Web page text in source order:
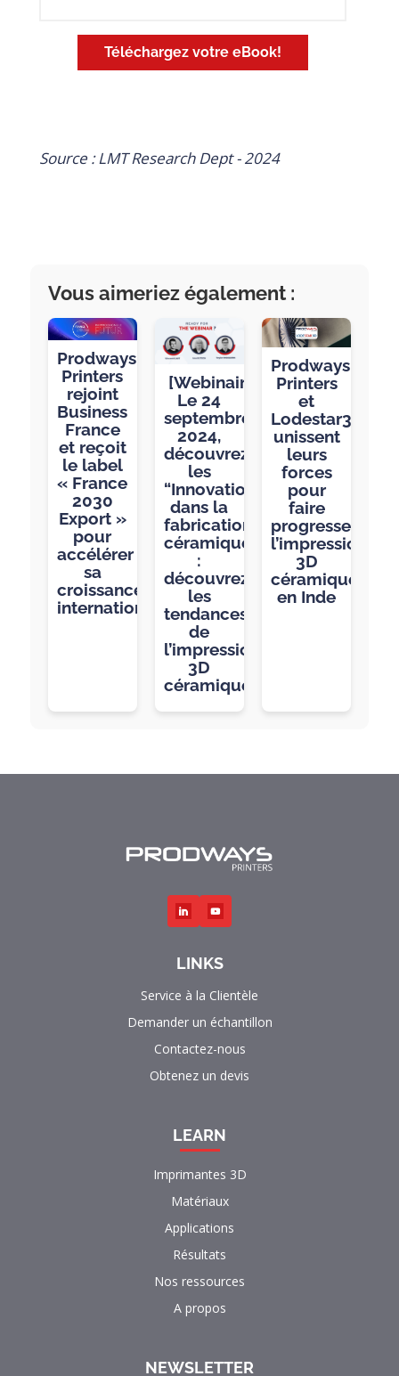
Téléchargez votre eBook!
Source : LMT Research Dept - 2024
Vous aimeriez également :
Prodways
Printers
rejoint
Business
France
et reçoit
le label
« France
2030
Export »
pour
accélérer
sa
croissance
internationale
[Webinaire]
Le 24
septembre
2024,
découvrez
les
“Innovations
dans la
fabrication
céramique
:
découvrez
les
tendances
de
l’impression
3D
céramique”
Prodways
Printers
et
Lodestar3D
unissent
leurs
forces
pour
faire
progresser
l’impression
3D
céramique
en Inde
LINKS
Service à la Clientèle
Demander un échantillon
Contactez-nous
Obtenez un devis
LEARN
Imprimantes 3D
Matériaux
Applications
Résultats
Nos ressources
A propos
NEWSLETTER